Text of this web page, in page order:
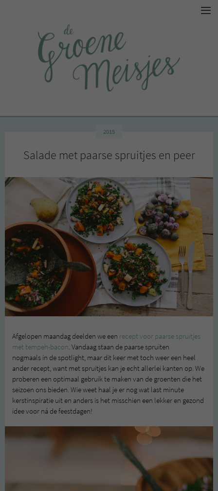
2015
Salade met paarse spruitjes en peer
Afgelopen maandag deelden we een recept voor paarse spruitjes
met tempeh-bacon. Vandaag staan de paarse spruiten
nogmaals in de spotlight, maar dit keer met toch weer een heel
ander recept, want met spruitjes kan je echt allerlei kanten op. We
proberen een optimaal gebruik te maken van de groenten die het
seizoen ons bieden. Wie weet haal je er nog wat last minute
kerstinspiratie uit en anders is het misschien een lekker en gezond
idee voor ná de feestdagen!